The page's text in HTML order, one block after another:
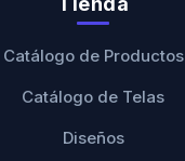
Catálogo de Productos
Catálogo de Telas
Diseños